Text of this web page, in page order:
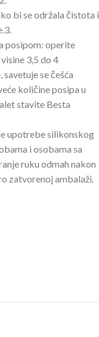
bi se održala čistota i
posipom: operite
3,5 do 4
se češća
količine posipa u
stavite Besta
upotrebe silikonskog
i osobama sa
ruku odmah nakon
zatvorenoj ambalaži.